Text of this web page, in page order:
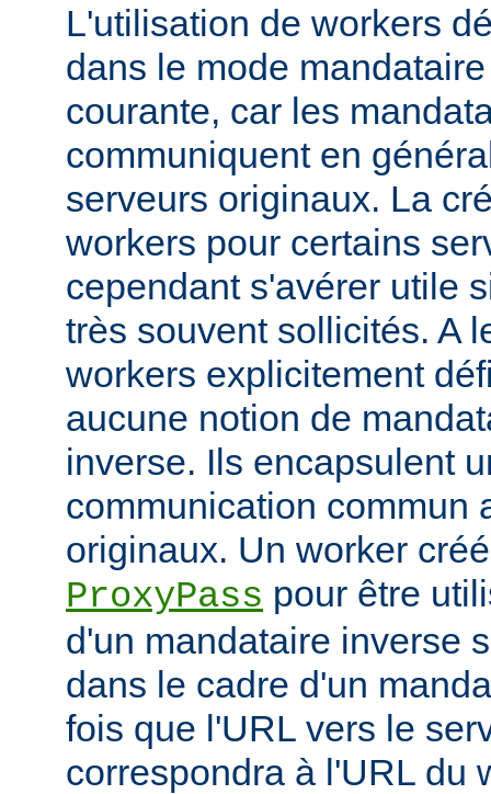
L'utilisation de workers
dans le mode
courante, car les
communiquent en
serveurs originaux. La
workers pour certains
cependant s'avérer utile
très souvent sollicités. A
workers explicitement
aucune notion de
inverse. Ils encapsulent
communication commun
originaux. Un worker
ProxyPass pour être
d'un mandataire inverse
dans le cadre d'un
fois que l'URL vers le
correspondra à l'URL du